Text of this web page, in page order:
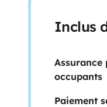
Inclus
Assurance
occupants
Paiement